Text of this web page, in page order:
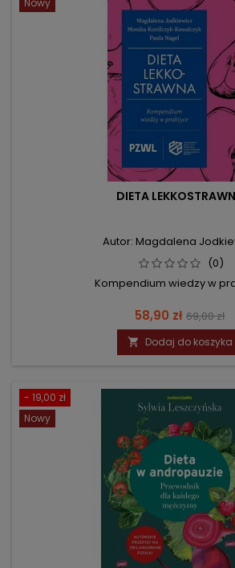
Nowy
DIETA
Autor: Magdalena
(0)
Kompendium wiedzy w
Cena
58,90 zł Cena
69,00 zł
 Dodaj do koszyka
- 19,00 zł
Nowy